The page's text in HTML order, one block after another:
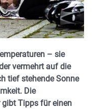
– sie
vermehrt auf die
tief stehende Sonne
Die
Tipps für einen